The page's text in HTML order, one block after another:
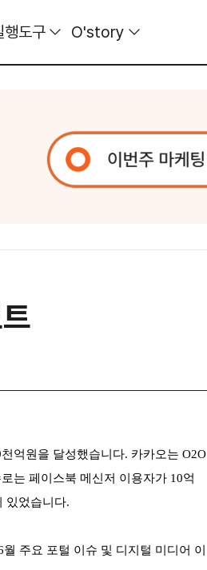
행도구 O'story
억원을 달성했습니다. 카카오는 O2O
는 페이스북 메신저 이용자가 10억
있었습니다.
주요 포털 이슈 및 디지털 미디어 이